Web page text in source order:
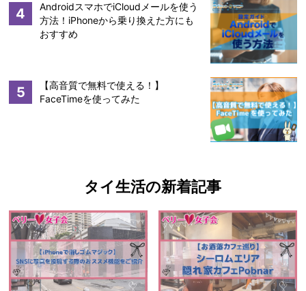
4
AndroidスマホでiCloudメールを使う
方法！iPhoneから乗り換えた方にも
おすすめ
5
【高音質で無料で使える！】
FaceTimeを使ってみた
タイ生活の新着記事